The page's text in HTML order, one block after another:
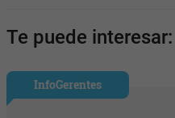
Te puede interesar:
InfoGerentes